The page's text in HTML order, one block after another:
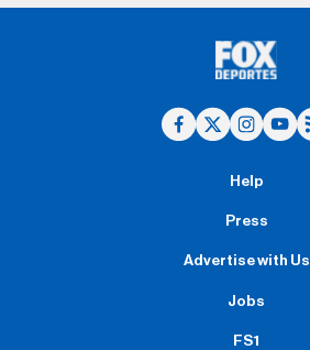
Help
Press
Advertise with Us
Jobs
FS1